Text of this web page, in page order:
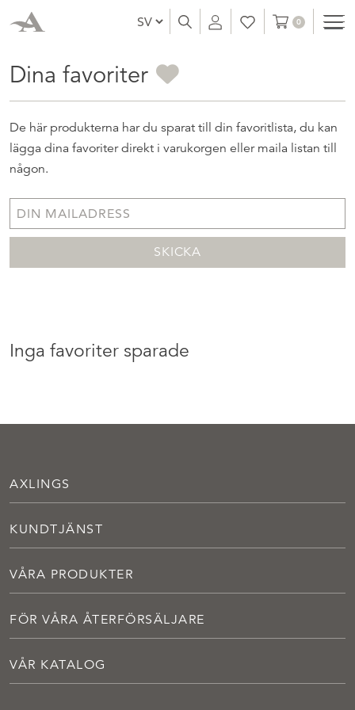
0
Dina favoriter
De här produkterna har du sparat till din favoritlista, du kan
lägga dina favoriter direkt i varukorgen eller maila listan till
någon.
Inga favoriter sparade
AXLINGS
KUNDTJÄNST
VÅRA PRODUKTER
FÖR VÅRA ÅTERFÖRSÄLJARE
VÅR KATALOG